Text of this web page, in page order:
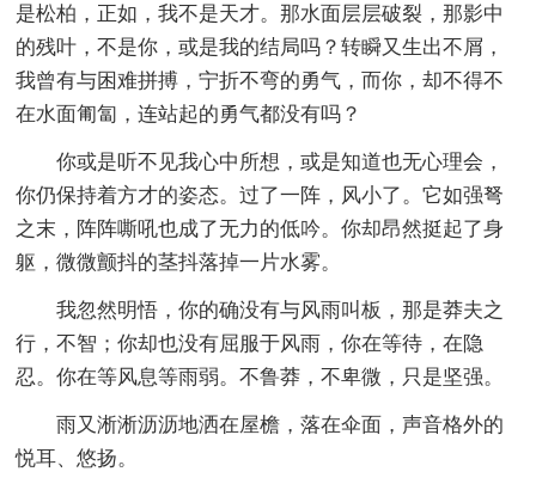
是松柏，正如，我不是天才。那水面层层破裂，那影中
的残叶，不是你，或是我的结局吗？转瞬又生出不屑，
我曾有与困难拼搏，宁折不弯的勇气，而你，却不得不
在水面匍匐，连站起的勇气都没有吗？
你或是听不见我心中所想，或是知道也无心理会，
你仍保持着方才的姿态。过了一阵，风小了。它如强弩
之末，阵阵嘶吼也成了无力的低吟。你却昂然挺起了身
躯，微微颤抖的茎抖落掉一片水雾。
我忽然明悟，你的确没有与风雨叫板，那是莽夫之
行，不智；你却也没有屈服于风雨，你在等待，在隐
忍。你在等风息等雨弱。不鲁莽，不卑微，只是坚强。
雨又淅淅沥沥地洒在屋檐，落在伞面，声音格外的
悦耳、悠扬。